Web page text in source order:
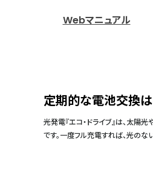
Webマニュアル
定期的な電池交換
光発電『エコ・ドライブ』は、太
です。一度フル充電すれば、光の